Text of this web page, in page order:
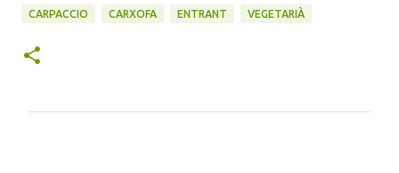
CARPACCIO CARXOFA ENTRANT VEGETARIÀ